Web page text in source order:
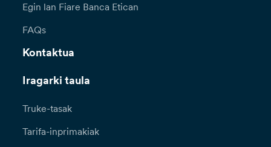
Egin lan Fiare Banca Etican
FAQs
Kontaktua
Iragarki taula
Truke-tasak
Tarifa-inprimakiak